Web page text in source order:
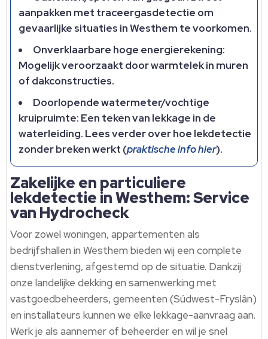
aanpakken met traceergasdetectie om
gevaarlijke situaties in Westhem te voorkomen.​
Onverklaarbare hoge energierekening:
Mogelijk veroorzaakt door warmtelek in muren
of dakconstructies.​
Doorlopende watermeter/vochtige
kruipruimte: Een teken van lekkage in de
waterleiding.​ Lees verder over hoe lekdetectie
zonder breken werkt (praktische info hier).​
Zakelijke en particuliere
lekdetectie in Westhem: Service
van Hydrocheck
Voor zowel woningen, appartementen als
bedrijfshallen in Westhem bieden wij een complete
dienstverlening, afgestemd op de situatie.​ Dankzij
onze landelijke dekking en samenwerking met
vastgoedbeheerders, gemeenten (Súdwest-Fryslân)
en installateurs kunnen we elke lekkage-aanvraag aan.​
Werk je als aannemer of beheerder en wil je snel